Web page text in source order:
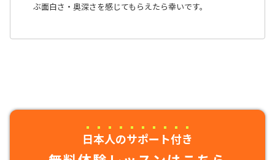
ぶ面白さ・奥深さを感じてもらえたら幸いです。
日本人のサポート付き